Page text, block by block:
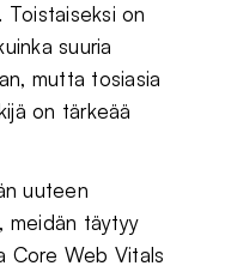
Toistaiseksi on
suuria
mutta tosiasia
on tärkeää
uuteen
meidän täytyy
Core Web Vitals